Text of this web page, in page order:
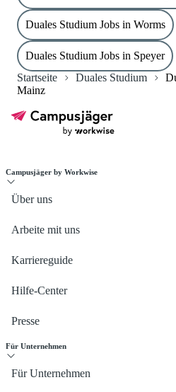
Duales Studium Jobs in Worms
Duales Studium Jobs in Speyer
Startseite
Duales Studium
Mainz
Campusjäger by Workwise
Über uns
Arbeite mit uns
Karriereguide
Hilfe-Center
Presse
Für Unternehmen
Für Unternehmen